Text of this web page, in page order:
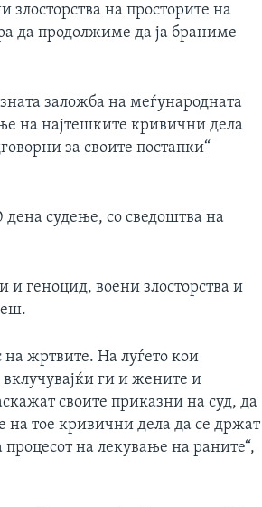
на просторите на
да продолжиме да ја браниме
заложба на меѓународната
на најтешките кривични дела
за своите постапки“
судење, со сведоштва на
и геноцид, воени злосторства и
на жртвите. На луѓето кои
ги и жените и
своите приказни на суд, да
на тое кривични дела да се држат
на лекување на раните“,